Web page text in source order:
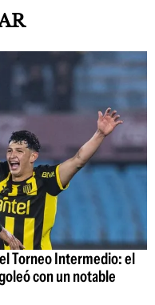
Torneo Intermedio: el
con un notable